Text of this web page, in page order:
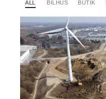
ALL BILHUS BUTIK